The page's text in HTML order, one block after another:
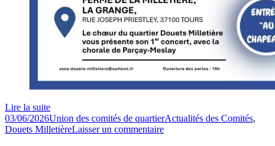
Lire la suite
Publié
le
03/06/2026Auteur
Union des comités de quartierCatégories
Actualités des Comités,
Douets MilletièreLaisser un commentairesur